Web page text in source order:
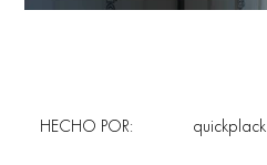
quickplack
HECHO POR: